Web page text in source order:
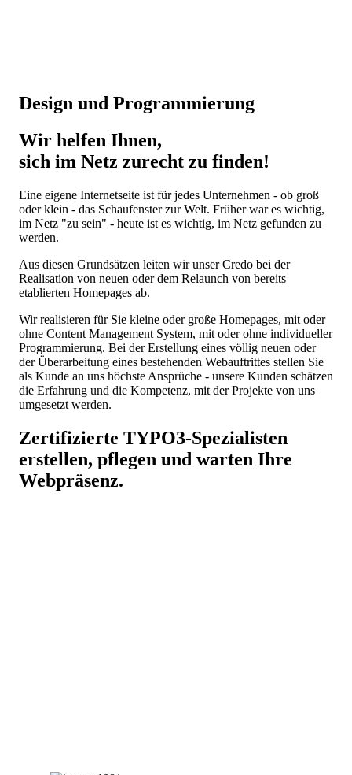
Design und Programmierung
Wir helfen Ihnen,
sich im Netz zurecht zu finden!
Eine eigene Internetseite ist für jedes Unternehmen - ob groß
oder klein - das Schaufenster zur Welt. Früher war es wichtig,
im Netz "zu sein" - heute ist es wichtig, im Netz gefunden zu
werden.
Aus diesen Grundsätzen leiten wir unser Credo bei der
Realisation von neuen oder dem Relaunch von bereits
etablierten Homepages ab.
Wir realisieren für Sie kleine oder große Homepages, mit oder
ohne Content Management System, mit oder ohne individueller
Programmierung. Bei der Erstellung eines völlig neuen oder
der Überarbeitung eines bestehenden Webauftrittes stellen Sie
als Kunde an uns höchste Ansprüche - unsere Kunden schätzen
die Erfahrung und die Kompetenz, mit der Projekte von uns
umgesetzt werden.
Zertifizierte TYPO3-Spezialisten
erstellen, pflegen und warten Ihre
Webpräsenz.